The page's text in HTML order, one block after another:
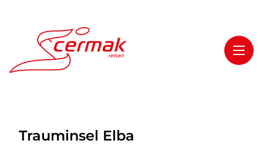
Highlights
Trauminsel Elba